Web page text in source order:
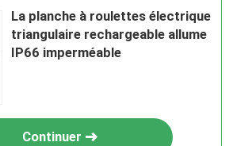
La planche à roulettes électrique
triangulaire rechargeable allume
IP66 imperméable
Continuer